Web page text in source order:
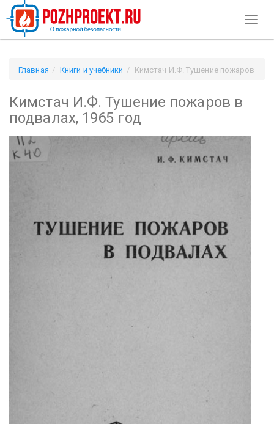
Главная Книги и учебники
Кимстач И.Ф. Тушение пожаров
Кимстач И.Ф. Тушение пожаров в
подвалах, 1965 год